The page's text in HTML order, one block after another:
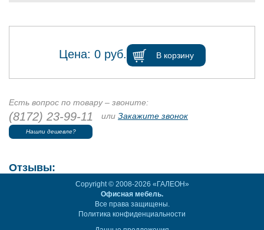
Цена: 0руб. В корзину
Есть вопрос по товару – звоните:
(8172) 23-99-11 или Закажите звонок
Нашли дешевле?
Отзывы:
Copyright © 2008-2026 «ГАЛЕОН»
Офисная мебель.
Все права защищены.
Политика конфиденциальности